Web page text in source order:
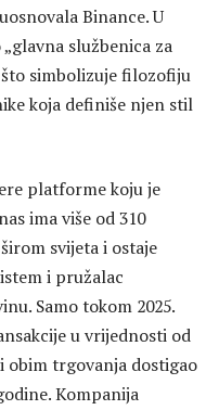
Binance. U
službenica za
simbolizuje filozofiju
koja definiše njen stil
platforme koju je
ima više od 310
svijeta i ostaje
i pružalac
Samo tokom 2025.
u vrijednosti od
obim trgovanja dostigao
Kompanija